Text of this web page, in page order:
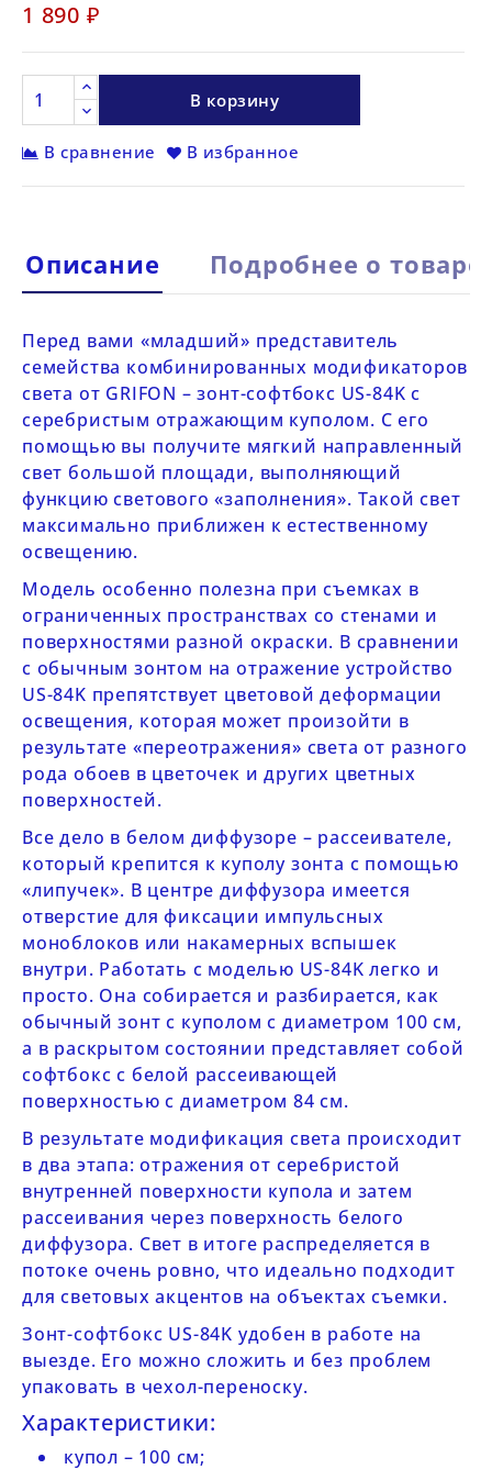
1 890 ₽
В корзину
В сравнение В избранное
Описание Подробнее о товаре
Перед вами «младший» представитель
семейства комбинированных модификаторов
света от GRIFON –зонт-софтбокс US-84K с
серебристым отражающим куполом. С его
помощью вы получите мягкий направленный
свет большой площади, выполняющий
функцию светового «заполнения». Такой свет
максимально приближен к естественному
освещению.
Модель особенно полезна при съемках в
ограниченных пространствах со стенами и
поверхностями разной окраски. В сравнении
с обычным зонтом на отражение устройство
US-84K препятствует цветовой деформации
освещения, которая может произойти в
результате «переотражения» света от разного
рода обоев в цветочек и других цветных
поверхностей.
Все дело в белом диффузоре – рассеивателе,
который крепится к куполу зонта с помощью
«липучек». В центре диффузора имеется
отверстие для фиксации импульсных
моноблоков или накамерных вспышек
внутри. Работать с моделью US-84Kлегко и
просто. Она собирается и разбирается, как
обычный зонт с куполом с диаметром 100 см,
а в раскрытом состоянии представляет собой
софтбокс с белой рассеивающей
поверхностью с диаметром 84 см.
В результате модификация света происходит
в два этапа: отражения от серебристой
внутренней поверхности купола и затем
рассеивания через поверхность белого
диффузора. Свет в итоге распределяется в
потоке очень ровно, что идеально подходит
для световых акцентов на объектах съемки.
Зонт-софтбокс US-84K удобен в работе на
выезде. Его можно сложить и без проблем
упаковать в чехол-переноску.
Характеристики:
купол – 100 см;